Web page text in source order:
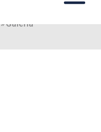
»Galeria